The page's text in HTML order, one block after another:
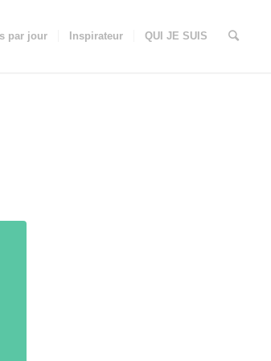
par jour Inspirateur QUI JE SUIS